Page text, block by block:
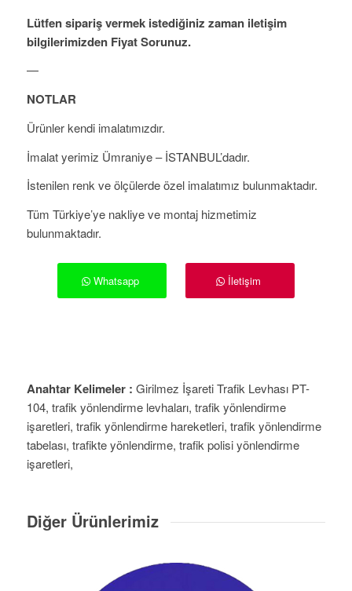
Lütfen sipariş vermek istediğiniz zaman iletişim
bilgilerimizden Fiyat Sorunuz.
—
NOTLAR
Ürünler kendi imalatımızdır.
İmalat yerimiz Ümraniye – İSTANBUL’dadır.
İstenilen renk ve ölçülerde özel imalatımız bulunmaktadır.
Tüm Türkiye’ye nakliye ve montaj hizmetimiz
bulunmaktadır.
Whatsapp İletişim
Anahtar Kelimeler : Girilmez İşareti Trafik Levhası PT-
104, trafik yönlendirme levhaları, trafik yönlendirme
işaretleri, trafik yönlendirme hareketleri, trafik yönlendirme
tabelası, trafikte yönlendirme, trafik polisi yönlendirme
işaretleri,
Diğer Ürünlerimiz